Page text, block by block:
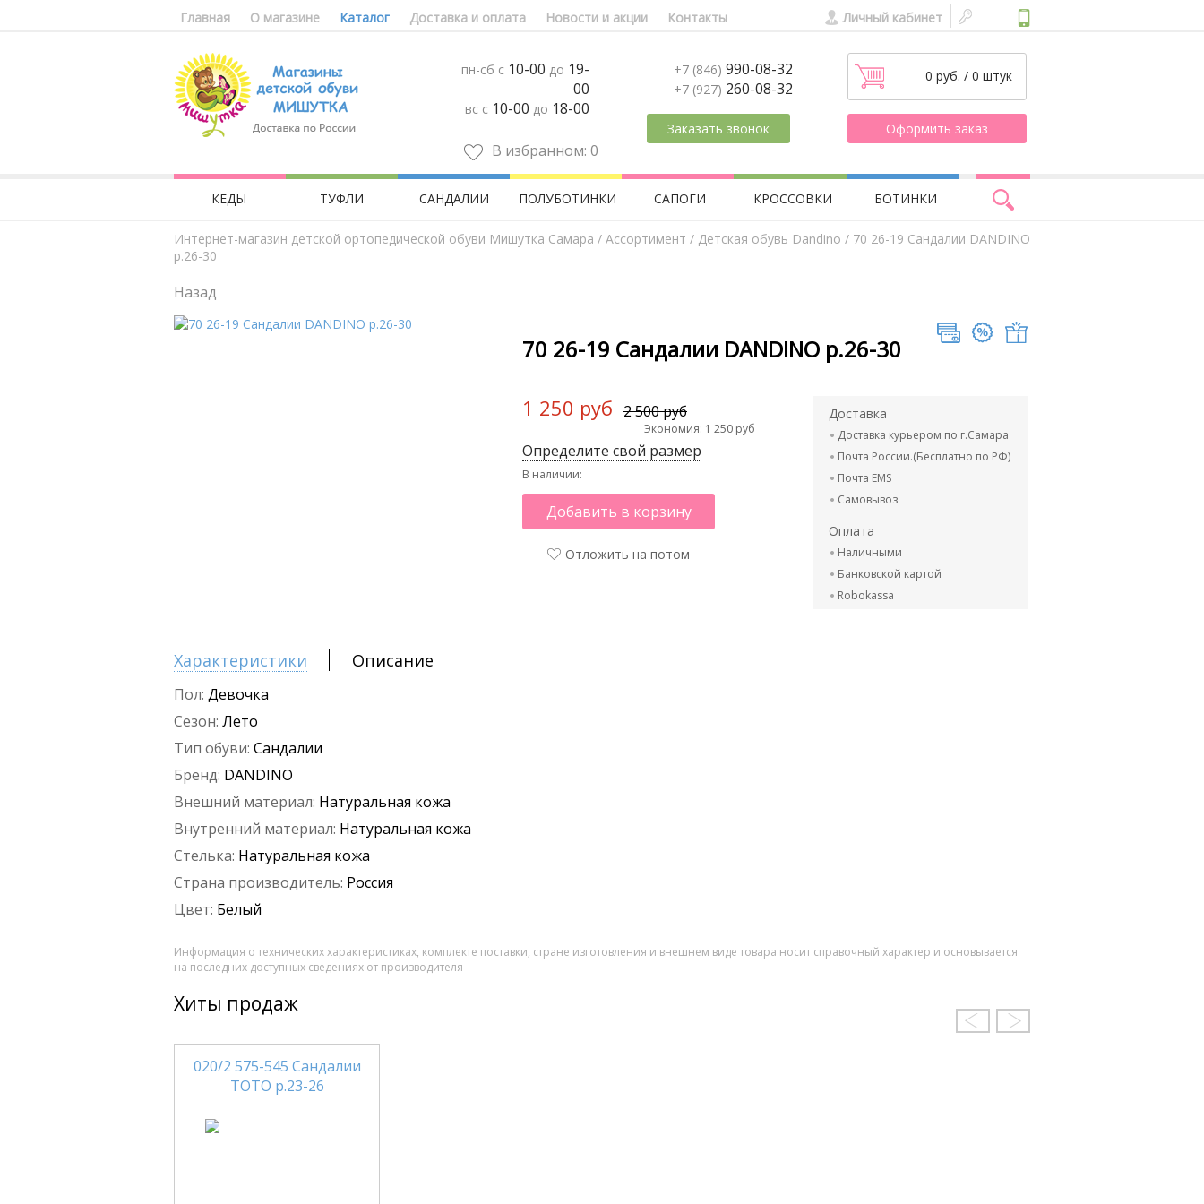
Главная О магазине Каталог Доставка и оплата Новости и акции Контакты Личный кабинет
пн-сб с 10-00 до 19-
00
вс с 10-00 до 18-00
В избранном: 0
+7 (846) 990-08-32
+7 (927) 260-08-32
Заказать звонок
0 руб. / 0 штук
Оформить заказ
КЕДЫ ТУФЛИ САНДАЛИИ ПОЛУБОТИНКИ САПОГИ КРОССОВКИ БОТИНКИ
Интернет-магазин детской ортопедической обуви Мишутка Самара / Aссортимент / Детская обувь Dandino / 70 26-19 Сандалии DANDINO
р.26-30
Назад
70 26-19 Сандалии DANDINO р.26-30
1 250 руб 2 500 руб
Экономия: 1 250 руб
Определите свой размер
В наличии:
Добавить в корзину
Отложить на потом
Доставка
Доставка курьером по г.Самара
Почта России.(Бесплатно по РФ)
Почта EMS
Самовывоз
Оплата
Наличными
Банковской картой
Robokassa
Характеристики Описание
Пол: Девочка
Сезон: Лето
Тип обуви: Сандалии
Бренд: DANDINO
Внешний материал: Натуральная кожа
Внутренний материал: Натуральная кожа
Стелька: Натуральная кожа
Страна производитель: Россия
Цвет: Белый
Информация о технических характеристиках, комплекте поставки, стране изготовления и внешнем виде товара носит справочный характер и основывается
на последних доступных сведениях от производителя
Хиты продаж
020/2 575-545 Сандалии
ТОТО р.23-26